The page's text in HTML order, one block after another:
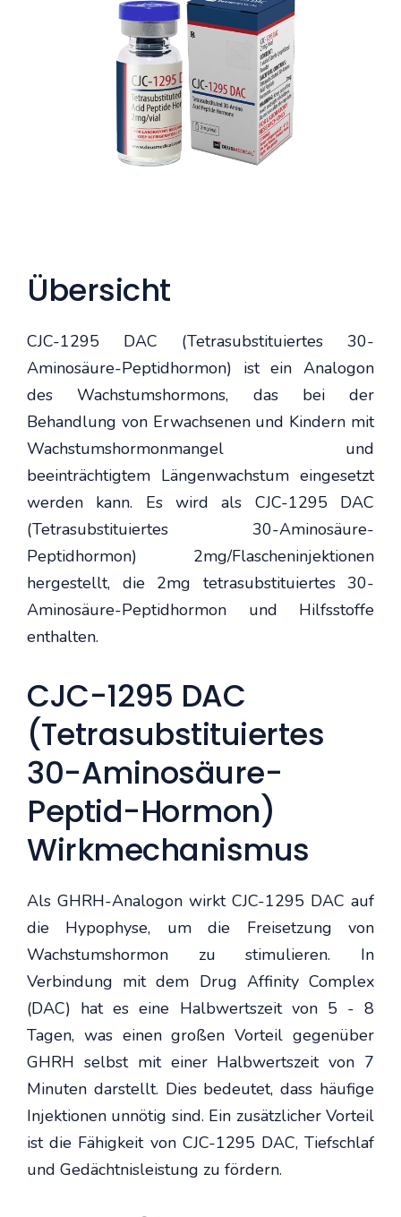
Übersicht
CJC-1295 DAC (Tetrasubstituiertes 30-
Aminosäure-Peptidhormon) ist ein Analogon
des Wachstumshormons, das bei der
Behandlung von Erwachsenen und Kindern mit
Wachstumshormonmangel und
beeinträchtigtem Längenwachstum eingesetzt
werden kann. Es wird als CJC-1295 DAC
(Tetrasubstituiertes 30-Aminosäure-
Peptidhormon) 2mg/Flascheninjektionen
hergestellt, die 2mg tetrasubstituiertes 30-
Aminosäure-Peptidhormon und Hilfsstoffe
enthalten.
CJC-1295 DAC
(Tetrasubstituiertes
30-Aminosäure-
Peptid-Hormon)
Wirkmechanismus
Als GHRH-Analogon wirkt CJC-1295 DAC auf
die Hypophyse, um die Freisetzung von
Wachstumshormon zu stimulieren. In
Verbindung mit dem Drug Affinity Complex
(DAC) hat es eine Halbwertszeit von 5 - 8
Tagen, was einen großen Vorteil gegenüber
GHRH selbst mit einer Halbwertszeit von 7
Minuten darstellt. Dies bedeutet, dass häufige
Injektionen unnötig sind. Ein zusätzlicher Vorteil
ist die Fähigkeit von CJC-1295 DAC, Tiefschlaf
und Gedächtnisleistung zu fördern.